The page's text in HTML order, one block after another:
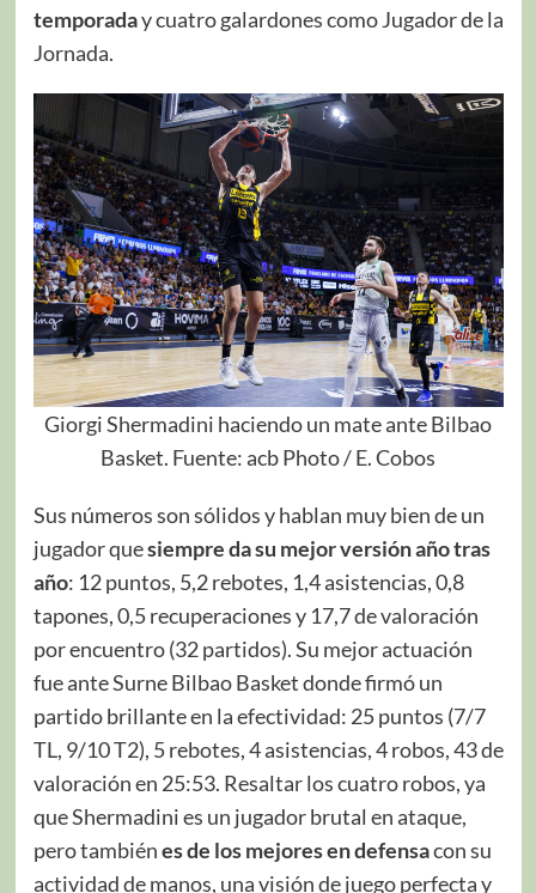
temporaday cuatro galardones como Jugador de la
Jornada.
Giorgi Shermadini haciendo un mate ante Bilbao
Basket. Fuente: acb Photo / E. Cobos
Sus números son sólidos y hablan muy bien de un
jugador quesiempre da su mejor versión año tras
año: 12 puntos, 5,2 rebotes, 1,4 asistencias, 0,8
tapones, 0,5 recuperaciones y 17,7 de valoración
por encuentro (32 partidos). Su mejor actuación
fue ante Surne Bilbao Basket donde firmó un
partido brillante en la efectividad: 25 puntos (7/7
TL, 9/10 T2), 5 rebotes, 4 asistencias, 4 robos, 43 de
valoración en 25:53. Resaltar los cuatro robos, ya
que Shermadini es un jugador brutal en ataque,
pero tambiénes de los mejores en defensacon su
actividad de manos, una visión de juego perfecta y